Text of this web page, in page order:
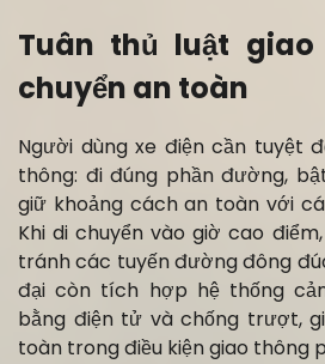
Tuân thủ luật
chuyển an toàn
Người dùng xe điện cần tuyệt
thông: đi đúng phần đường,
giữ khoảng cách an toàn với
Khi di chuyển vào giờ cao
tránh các tuyến đường đông
đại còn tích hợp hệ thống
bằng điện tử và chống trượt,
toàn trong điều kiện giao thông